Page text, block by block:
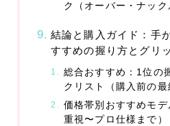
ク（オーバー・ナック
結論と購入ガイド：手
すすめの握り方とグリ
総合おすすめ：1位の
クリスト（購入前の最
価格帯別おすすめモ
重視〜プロ仕様まで）